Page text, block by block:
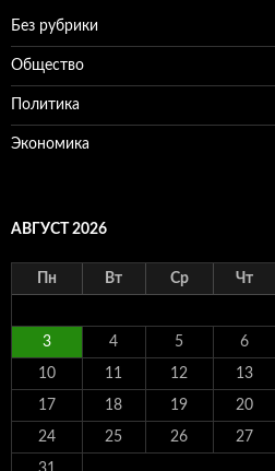
Без рубрики
Общество
Политика
Экономика
АВГУСТ 2026
Пн Вт Ср Чт
3 4 5 6
10 11 12 13
17 18 19 20
24 25 26 27